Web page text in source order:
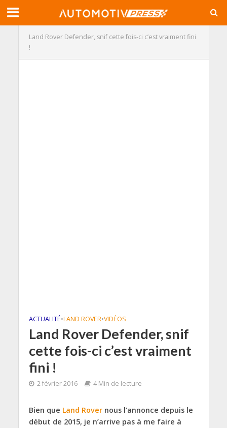
Land Rover Defender, snif cette fois-ci c’est vraiment fini
!
ACTUALITÉ•LAND ROVER•VIDÉOS
Land Rover Defender, snif
cette fois-ci c’est vraiment
fini !
2 février 2016 4 Min de lecture
Bien que Land Rovernous l’annonce depuis le
début de 2015, je n’arrive pas à me faire à